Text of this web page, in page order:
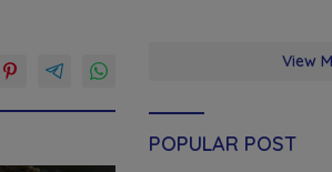
View
POPULAR POST